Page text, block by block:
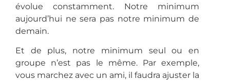
évolue constamment. Notre minimum
aujourd’hui ne sera pas notre minimum de
demain.
Et de plus, notre minimum seul ou en
groupe n’est pas le même. Par exemple,
vous marchez avec un ami, il faudra ajuster la